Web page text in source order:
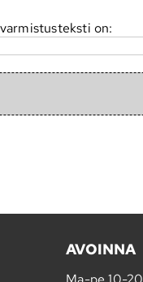
on:
AVOINNA